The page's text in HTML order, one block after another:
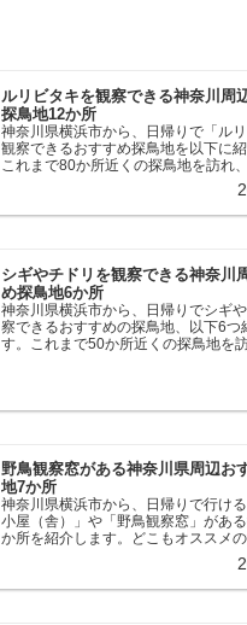
ルリビタキを観察できる神奈川周
探鳥地12か所
神奈川県横浜市から、日帰りで「ル
観察できるおすすめ探鳥地を以下に紹
これまで80か所近くの探鳥地を訪れ
じた場所です。以下、★ が多いほど
く、出現頻度が高いと感じた場所で
観察公園：埼玉県...
シギやチドリを観察できる神奈川
め探鳥地6か所
神奈川県横浜市から、日帰りでシギ
察できるおすすめの探鳥地、以下6つ
す。これまで50か所近くの探鳥地を訪
野鳥観察窓がある神奈川県周辺お
地7か所
神奈川県横浜市から、日帰りで行け
小屋（舎）」や「野鳥観察窓」があ
か所を紹介します。どこもオススメ
す。実際に訪れてみると、野山にい
湖にいる野鳥それぞれ違う観察にな
中にあり、電車で行ける...